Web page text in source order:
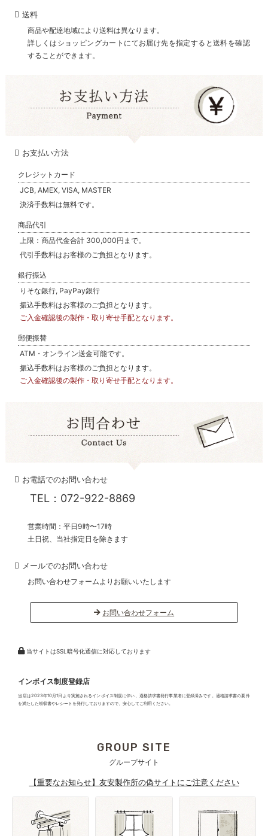
送料
商品や配達地域により送料は異なります。
詳しくはショッピングカートにてお届け先を指定すると送料を確認
することができます。
お支払い方法
クレジットカード
JCB, AMEX, VISA, MASTER
決済手数料は無料です。
商品代引
上限：商品代金合計 300,000円まで。
代引手数料はお客様のご負担となります。
銀行振込
りそな銀行, PayPay銀行
振込手数料はお客様のご負担となります。
ご入金確認後の製作・取り寄せ手配となります。
郵便振替
ATM・オンライン送金可能です。
振込手数料はお客様のご負担となります。
ご入金確認後の製作・取り寄せ手配となります。
お電話でのお問い合わせ
TEL：072-922-8869
営業時間：平日9時〜17時
土日祝、当社指定日を除きます
メールでのお問い合わせ
お問い合わせフォームよりお願いいたします
お問い合わせフォーム
当サイトはSSL暗号化通信に対応しております
インボイス制度登録店
当店は2023年10月1日より実施されるインボイス制度に伴い、適格請求書発行事業者に登録済みです。適格請求書の要件
を満たした領収書やレシートを発行しておりますので、安心してご利用ください。
GROUP SITE
グループサイト
【重要なお知らせ】友安製作所の偽サイトにご注意ください